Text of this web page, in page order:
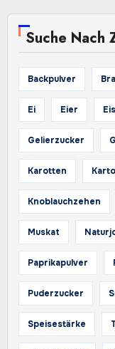
Suche Nach
Backpulver
Ei Eier
Gelierzucker
Karotten
Knoblauchzehen
Muskat
Paprikapulver
Puderzucker
Speisestärke